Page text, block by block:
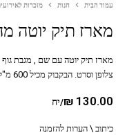
עמוד הבית חנות מזכרות
מארז תיק יוטה
₪ 130.00 /יח
כיתוב \ הערות להזמנה
מארז תיק יוטה עם שם , מגבת גוף
צלופן וסרט. הבקבוק מכיל 600 מ"ל